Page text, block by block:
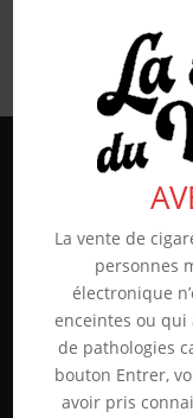
La vente de
personnes
électronique
enceintes ou
de pathologies
bouton Entrer,
avoir pris